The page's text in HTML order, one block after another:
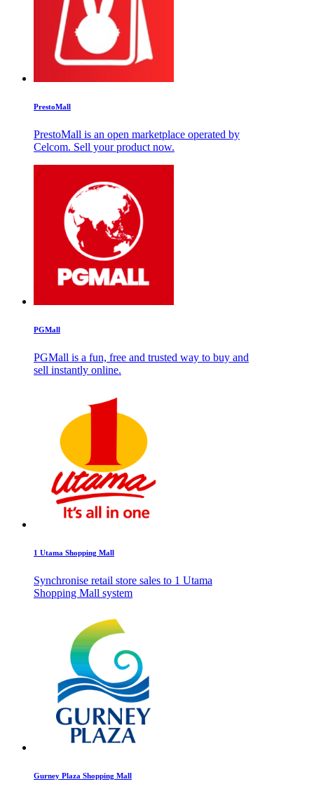
PrestoMall
PrestoMall is an open marketplace operated by
Celcom. Sell your product now.
PGMall
PGMall is a fun, free and trusted way to buy and
sell instantly online.
1 Utama Shopping Mall
Synchronise retail store sales to 1 Utama
Shopping Mall system
Gurney Plaza Shopping Mall